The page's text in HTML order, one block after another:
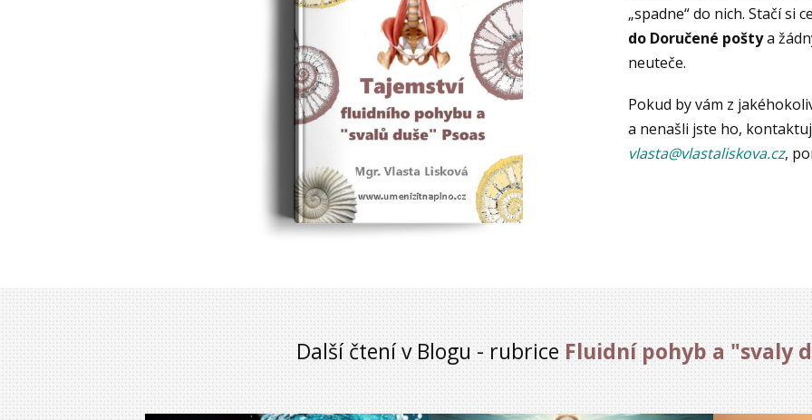
„spadne“ do nich. Stačí si
do Doručené poštya
neuteče.
Pokud by vám z
a nenašli jste ho,
vlasta@vlastaliskova.cz,
Další čtení v Blogu - rubriceFluidní pohyb a "svaly